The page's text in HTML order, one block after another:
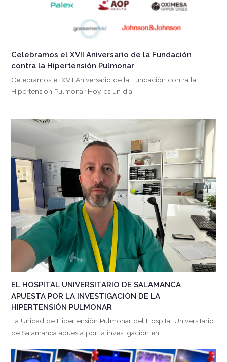
Celebramos el XVII Aniversario de la Fundación
contra la Hipertensión Pulmonar
Celebramos el XVII Aniversario de la Fundación contra la
Hipertensión Pulmonar Hoy es un día…
EL HOSPITAL UNIVERSITARIO DE SALAMANCA
APUESTA POR LA INVESTIGACIÓN DE LA
HIPERTENSIÓN PULMONAR
La Unidad de Hipertensión Pulmonar del Hospital Universitario
de Salamanca apuesta por la investigación en…